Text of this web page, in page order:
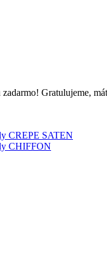
zadarmo! Gratulujeme,
CREPE SATEN
CHIFFON